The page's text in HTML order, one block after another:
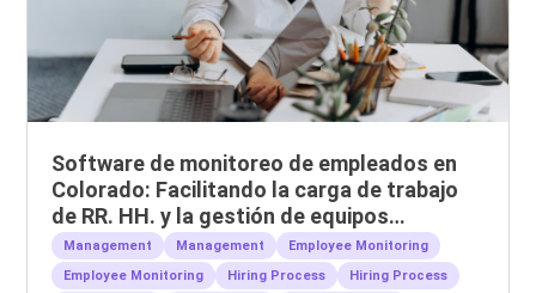
Software de monitoreo de empleados en
Colorado: Facilitando la carga de trabajo
de RR. HH. y la gestión de equipos
remotos.
Management Management
Employee Monitoring
Employee Monitoring
Hiring Process
Hiring Process